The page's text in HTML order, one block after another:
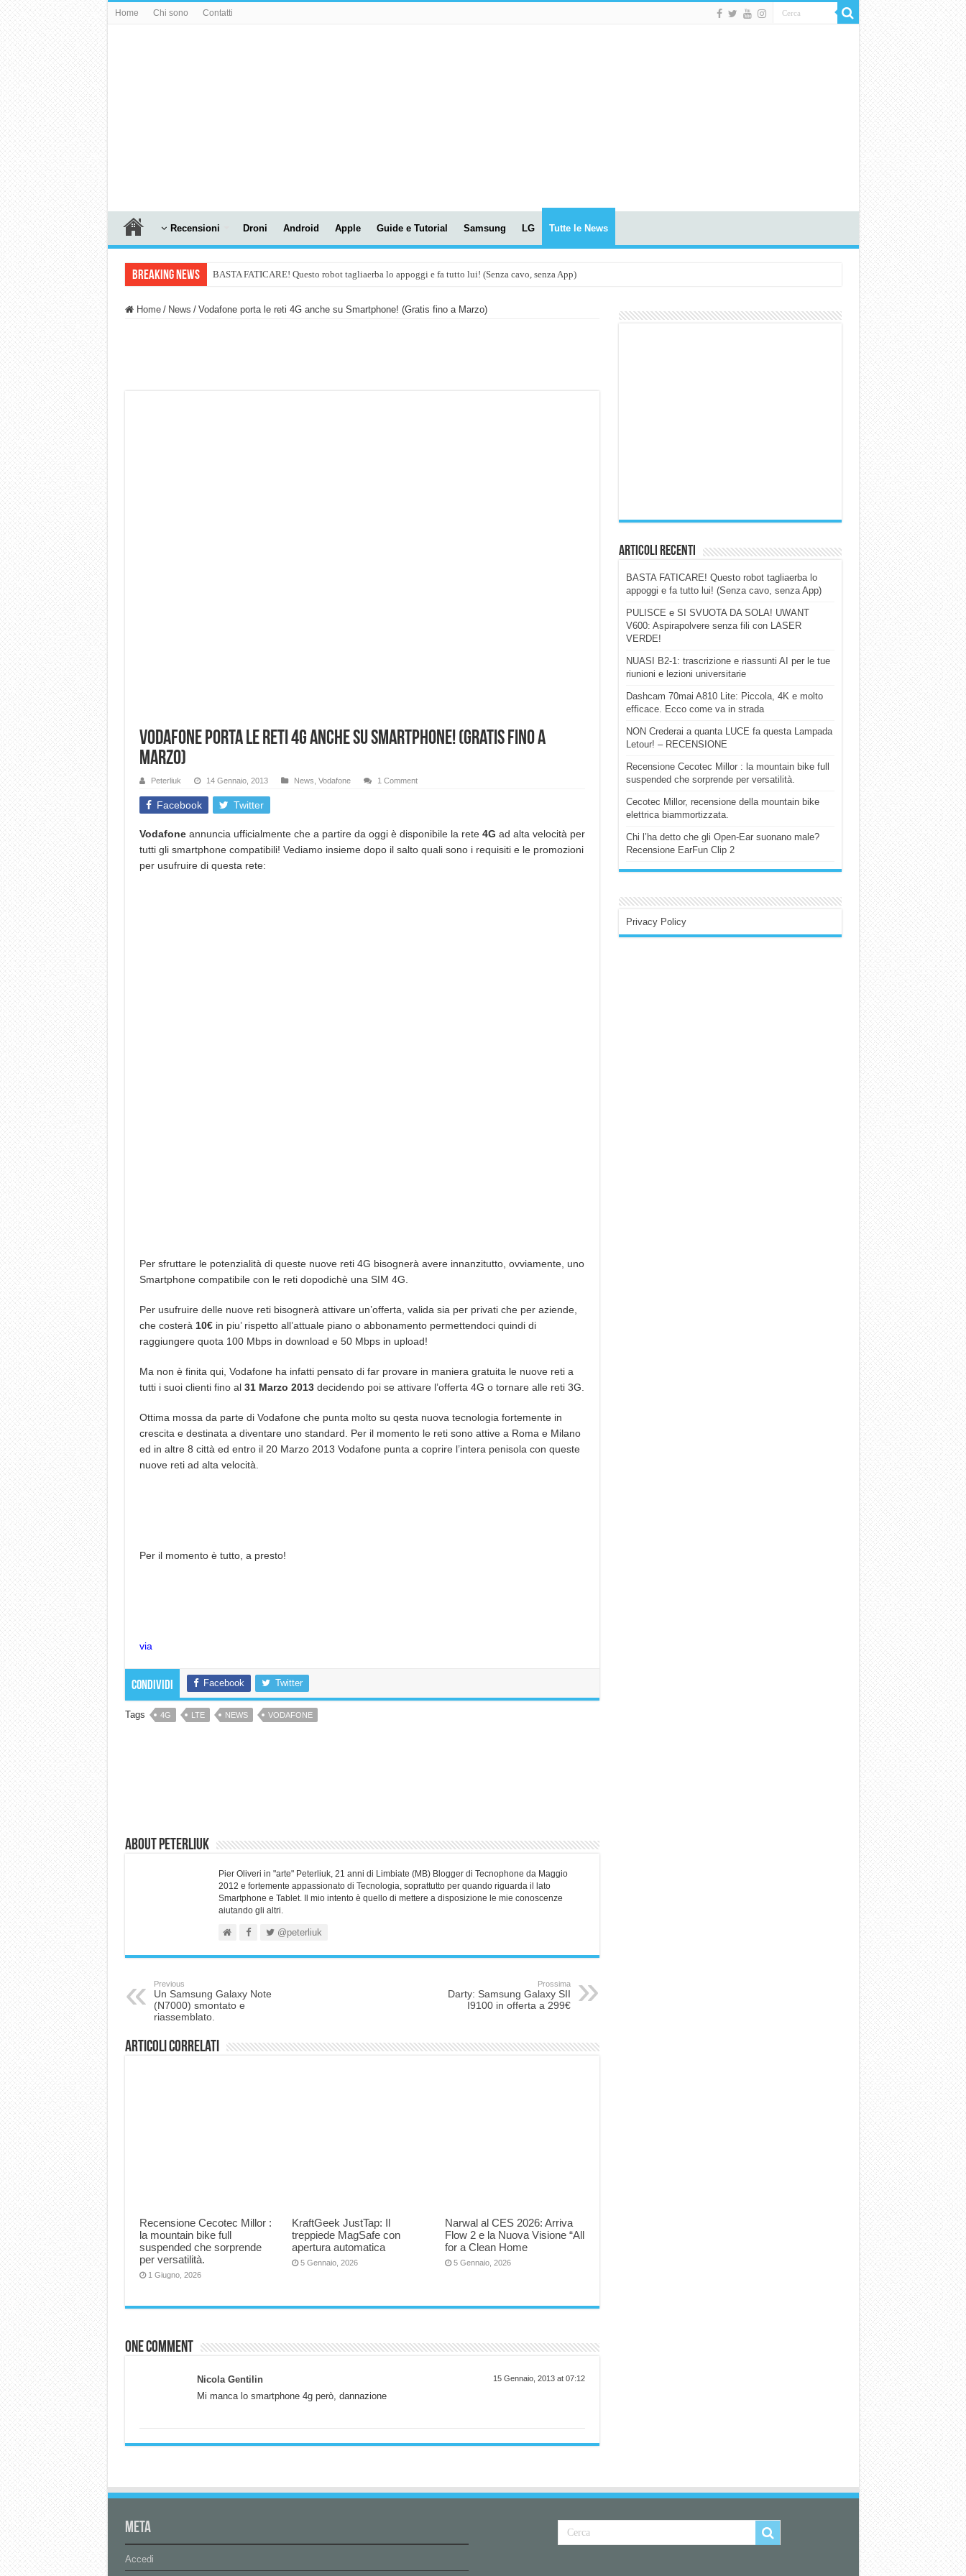
Home Chi sono Contatti
Recensioni Droni Android Apple Guide e Tutorial Samsung LG Tutte le News
Breaking News BASTA FATICARE! Questo robot tagliaerba lo appoggi e fa tutto lui! (Senza cavo, senza App)
Home / News / Vodafone porta le reti 4G anche su Smartphone! (Gratis fino a Marzo)
Vodafone porta le reti 4G anche su Smartphone! (Gratis fino a
Marzo)
Peterliuk 14 Gennaio, 2013 News Vodafone 1 Comment
Facebook Twitter
Vodafone annuncia ufficialmente che a partire da oggi è disponibile la rete 4G ad alta velocità per
tutti gli smartphone compatibili! Vediamo insieme dopo il salto quali sono i requisiti e le promozioni
per usufruire di questa rete:
Per sfruttare le potenzialità di queste nuove reti 4G bisognerà avere innanzitutto, ovviamente, uno
Smartphone compatibile con le reti dopodichè una SIM 4G.
Per usufruire delle nuove reti bisognerà attivare un’offerta, valida sia per privati che per aziende,
che costerà 10€ in piu’ rispetto all’attuale piano o abbonamento permettendoci quindi di
raggiungere quota 100 Mbps in download e 50 Mbps in upload!
Ma non è finita qui, Vodafone ha infatti pensato di far provare in maniera gratuita le nuove reti a
tutti i suoi clienti fino al 31 Marzo 2013decidendo poi se attivare l’offerta 4G o tornare alle reti 3G.
Ottima mossa da parte di Vodafone che punta molto su qesta nuova tecnologia fortemente in
crescita e destinata a diventare uno standard. Per il momento le reti sono attive a Roma e Milano
ed in altre 8 città ed entro il 20 Marzo 2013 Vodafone punta a coprire l’intera penisola con queste
nuove reti ad alta velocità.
Per il momento è tutto, a presto!
via
Condividi Facebook Twitter
Tags 4G LTE NEWS VODAFONE
About Peterliuk
Pier Oliveri in "arte" Peterliuk, 21 anni di Limbiate (MB) Blogger di Tecnophone da Maggio
2012 e fortemente appassionato di Tecnologia, soprattutto per quando riguarda il lato
Smartphone e Tablet. Il mio intento è quello di mettere a disposizione le mie conoscenze
aiutando gli altri.
@peterliuk
Previous
Un Samsung Galaxy Note
(N7000) smontato e
riassemblato.
Prossima
Darty: Samsung Galaxy SII
I9100 in offerta a 299€
Articoli correlati
Recensione Cecotec Millor :
la mountain bike full
suspended che sorprende
per versatilità.
1 Giugno, 2026
KraftGeek JustTap: Il
treppiede MagSafe con
apertura automatica
5 Gennaio, 2026
Narwal al CES 2026: Arriva
Flow 2 e la Nuova Visione “All
for a Clean Home
5 Gennaio, 2026
One comment
Nicola Gentilin 15 Gennaio, 2013 at 07:12
Mi manca lo smartphone 4g però, dannazione
Articoli Recenti
BASTA FATICARE! Questo robot tagliaerba lo
appoggi e fa tutto lui! (Senza cavo, senza App)
PULISCE e SI SVUOTA DA SOLA! UWANT
V600: Aspirapolvere senza fili con LASER
VERDE!
NUASI B2-1: trascrizione e riassunti AI per le tue
riunioni e lezioni universitarie
Dashcam 70mai A810 Lite: Piccola, 4K e molto
efficace. Ecco come va in strada
NON Crederai a quanta LUCE fa questa Lampada
Letour! – RECENSIONE
Recensione Cecotec Millor : la mountain bike full
suspended che sorprende per versatilità.
Cecotec Millor, recensione della mountain bike
elettrica biammortizzata.
Chi l’ha detto che gli Open-Ear suonano male?
Recensione EarFun Clip 2
Privacy Policy
Meta
Accedi